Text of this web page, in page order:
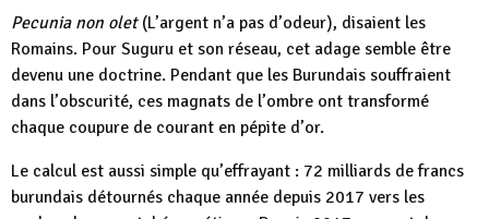
Pecunia non olet(L’argent n’a pas d’odeur), disaient les
Romains. Pour Suguru et son réseau, cet adage semble être
devenu une doctrine. Pendant que les Burundais souffraient
dans l’obscurité, ces magnats de l’ombre ont transformé
chaque coupure de courant en pépite d’or.
Le calcul est aussi simple qu’effrayant : 72 milliards de francs
burundais détournés chaque année depuis 2017 vers les